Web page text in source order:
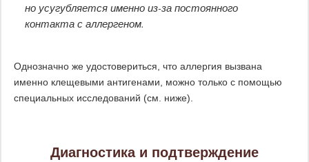
но усугубляется именно из-за постоянного
контакта с аллергеном.
Однозначно же удостовериться, что аллергия вызвана
именно клещевыми антигенами, можно только с помощью
специальных исследований (см. ниже).
Диагностика и подтверждение